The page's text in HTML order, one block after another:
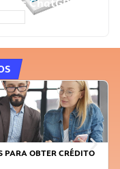
ChatGPT
OBTER CRÉDITO